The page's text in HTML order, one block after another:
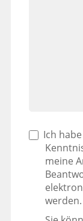
Ich
meine
werden.